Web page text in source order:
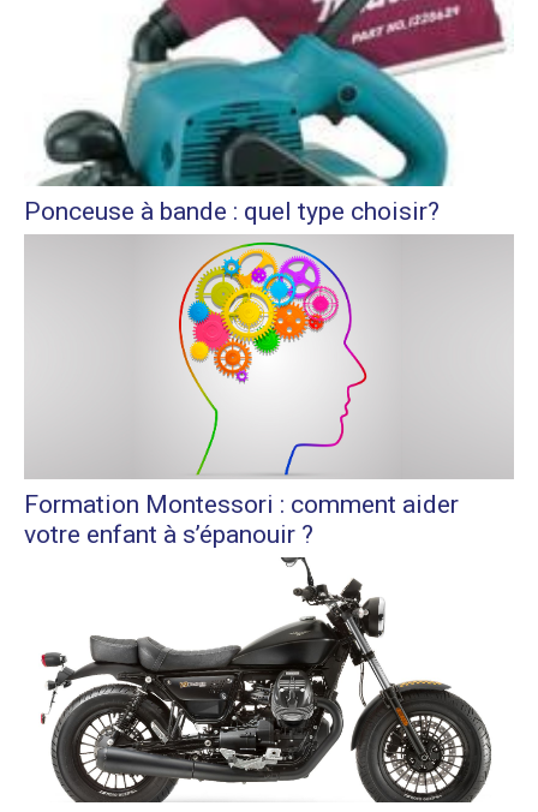
Ponceuse à bande : quel type choisir?
Formation Montessori : comment aider
votre enfant à s’épanouir ?